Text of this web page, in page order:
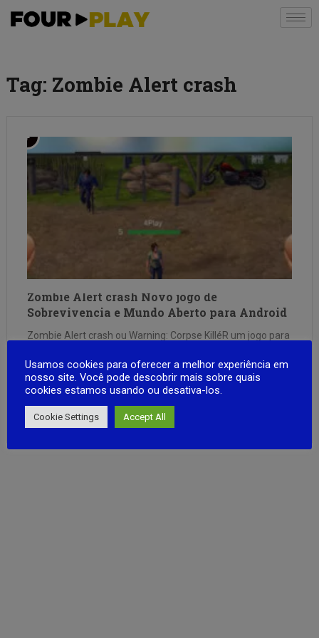
Tag: Zombie Alert crash
Zombie Alert crash Novo jogo de
Sobrevivencia e Mundo Aberto para Android
Zombie Alert crash ou Warning: Corpse KilléR um jogo para
juízo final com o tema sobrevivência. Historia: Em um
acidente, o vírus mortal se espalhou do laboratório. O ser
FULL ARTICLE
Usamos cookies para oferecer a melhor experiência em
nosso site. Você pode descobrir mais sobre quais
cookies estamos usando ou desativa-los.
Cookie Settings Accept All